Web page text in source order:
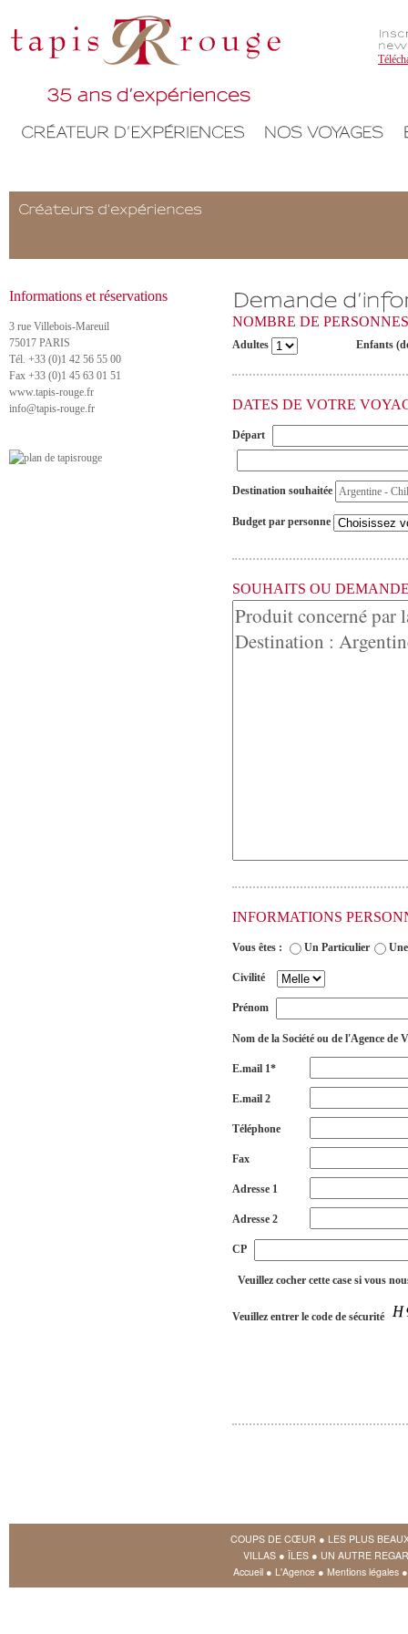
Informations et réservations
3 rue Villebois-Mareuil
75017 PARIS
Tél. +33 (0)1 42 56 55 00
Fax +33 (0)1 45 63 01 51
www.tapis-rouge.fr
info@tapis-rouge.fr
NOMBRE DE PERSONNES
Adultes Enfants
DATES DE VOTRE
Départ
Destination souhaitée
Budget par personne
SOUHAITS OU
INFORMATIONS
Vous êtes : Un Particulier
Civilité
Prénom
Nom de la Société ou de l'Agence de
E.mail 1*
E.mail 2
Téléphone
Fax
Adresse 1
Adresse 2
CP
Veuillez cocher cette case si vous
Veuillez entrer le code de sécurité
COUPS DE CŒUR ● LES PLUS
VILLAS ● ÎLES ● UN AUTRE
Accueil ● L'Agence ● Mentions légales